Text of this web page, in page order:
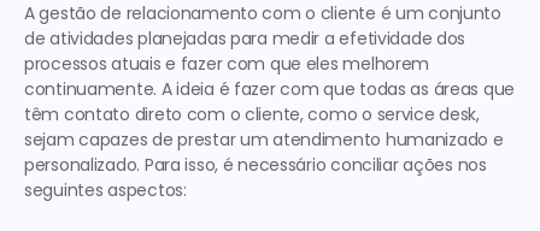
A gestão de relacionamento com o cliente é um conjunto
de atividades planejadas para medir a efetividade dos
processos atuais e fazer com que eles melhorem
continuamente. A ideia é fazer com que todas as áreas que
têm contato direto com o cliente, como o service desk,
sejam capazes de prestar um atendimento humanizado e
personalizado. Para isso, é necessário conciliar ações nos
seguintes aspectos: